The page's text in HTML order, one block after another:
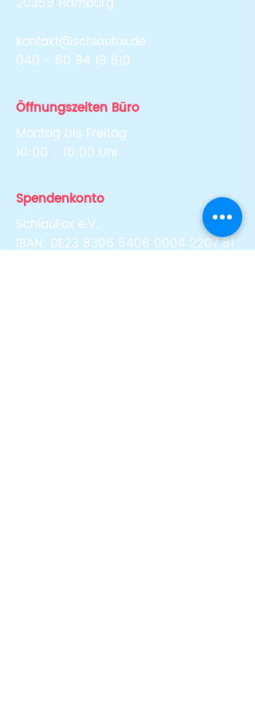
kontakt@schlaufox.de
040 - 60 94 19 810
Öffnungszeiten Büro
Montag bis Freitag
10:00 - 16:00 Uhr
Spendenkonto
SchlauFox e.V.
IBAN: DE23 8306 5408 0004 220781